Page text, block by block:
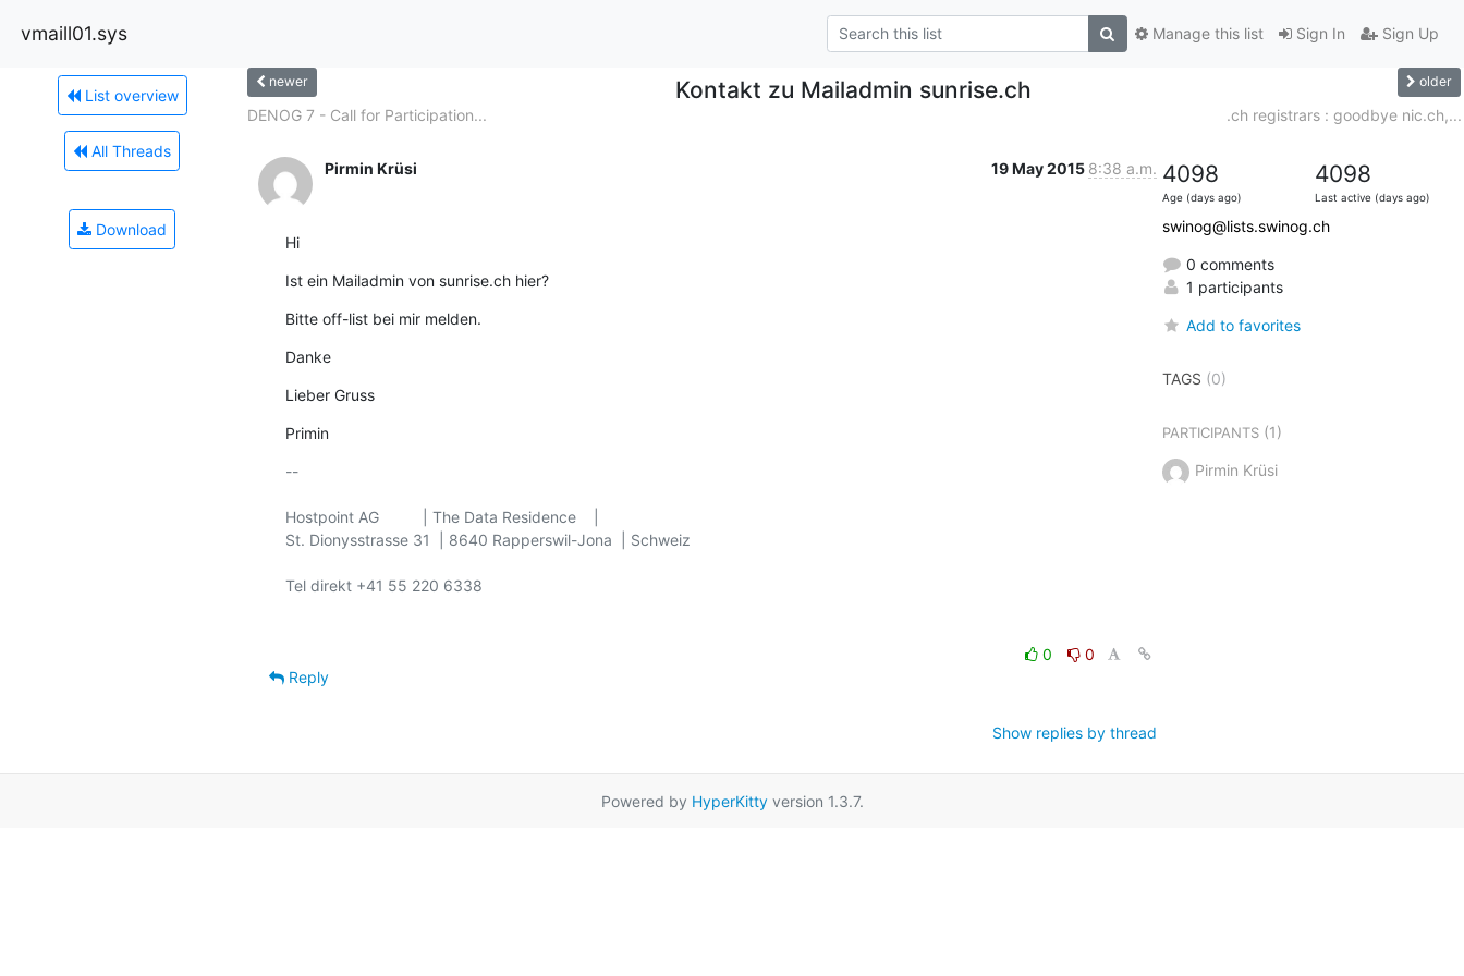
vmaill01.sys Sign In Sign Up
Manage this list
List overview
All Threads
Download
newer Kontakt zu Mailadmin sunrise.ch older
DENOG 7 - Call for Participation... .ch registrars : goodbye nic.ch,...
Pirmin Krüsi 19 May 2015 8:38 a.m.
Hi
Ist ein Mailadmin von sunrise.ch hier?
Bitte off-list bei mir melden.
Danke
Lieber Gruss
Primin
--
Hostpoint AG          | The Data Residence    |
St. Dionysstrasse 31  | 8640 Rapperswil-Jona  | Schweiz
Tel direkt +41 55 220 6338
0
0
Reply
Show replies by thread
4098
Age (days ago)
4098
Last active (days ago)
swinog@lists.swinog.ch
0 comments
1 participants
Add to favorites
TAGS (0)
PARTICIPANTS(1)
Pirmin Krüsi
Powered by HyperKittyversion 1.3.7.